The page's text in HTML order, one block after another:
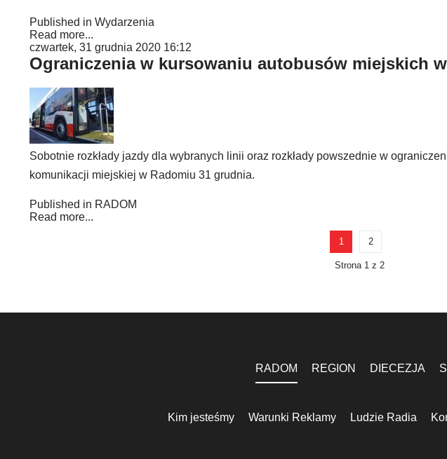
Published in Wydarzenia
Read more...
czwartek, 31 grudnia 2020 16:12
Ograniczenia w kursowaniu autobusów miejskich
Sobotnie rozkłady jazdy dla wybranych linii oraz rozkłady powszednie w
komunikacji miejskiej w Radomiu 31 grudnia.
Published in RADOM
Read more...
1 2
Strona 1 z 2
RADOM REGION DIECEZJA
Kim jesteśmy Warunki Reklamy Ludzie Radia